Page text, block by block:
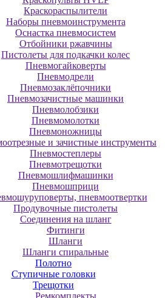
Краскораспылители
Наборы пневмоинструмента
Оснастка пневмосистем
Отбойники ржавчины
Пистолеты для подкачки колес
Пневмогайковерты
Пневмодрели
Пневмозаклёпочники
Пневмозачистные машинки
Пневмолобзики
Пневмомолотки
Пневмоножницы
и зачистные инструменты
Пневмостеплеры
Пневмотрещотки
Пневмошлифмашинки
Пневмошприци
пневмоотвертки
Продувочные пистолеты
Соединения на шланг
Фитинги
Шланги
Шланги спиральные
Полотно
Ступичные головки
Трещотки
Ремкомплекты